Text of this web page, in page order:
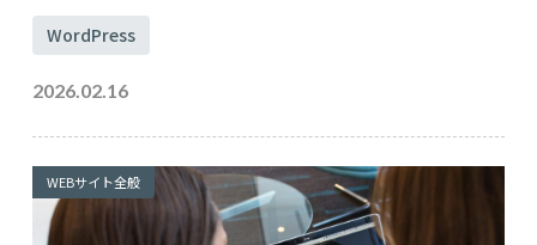
WordPress
2026.02.16
WEBサイト全般